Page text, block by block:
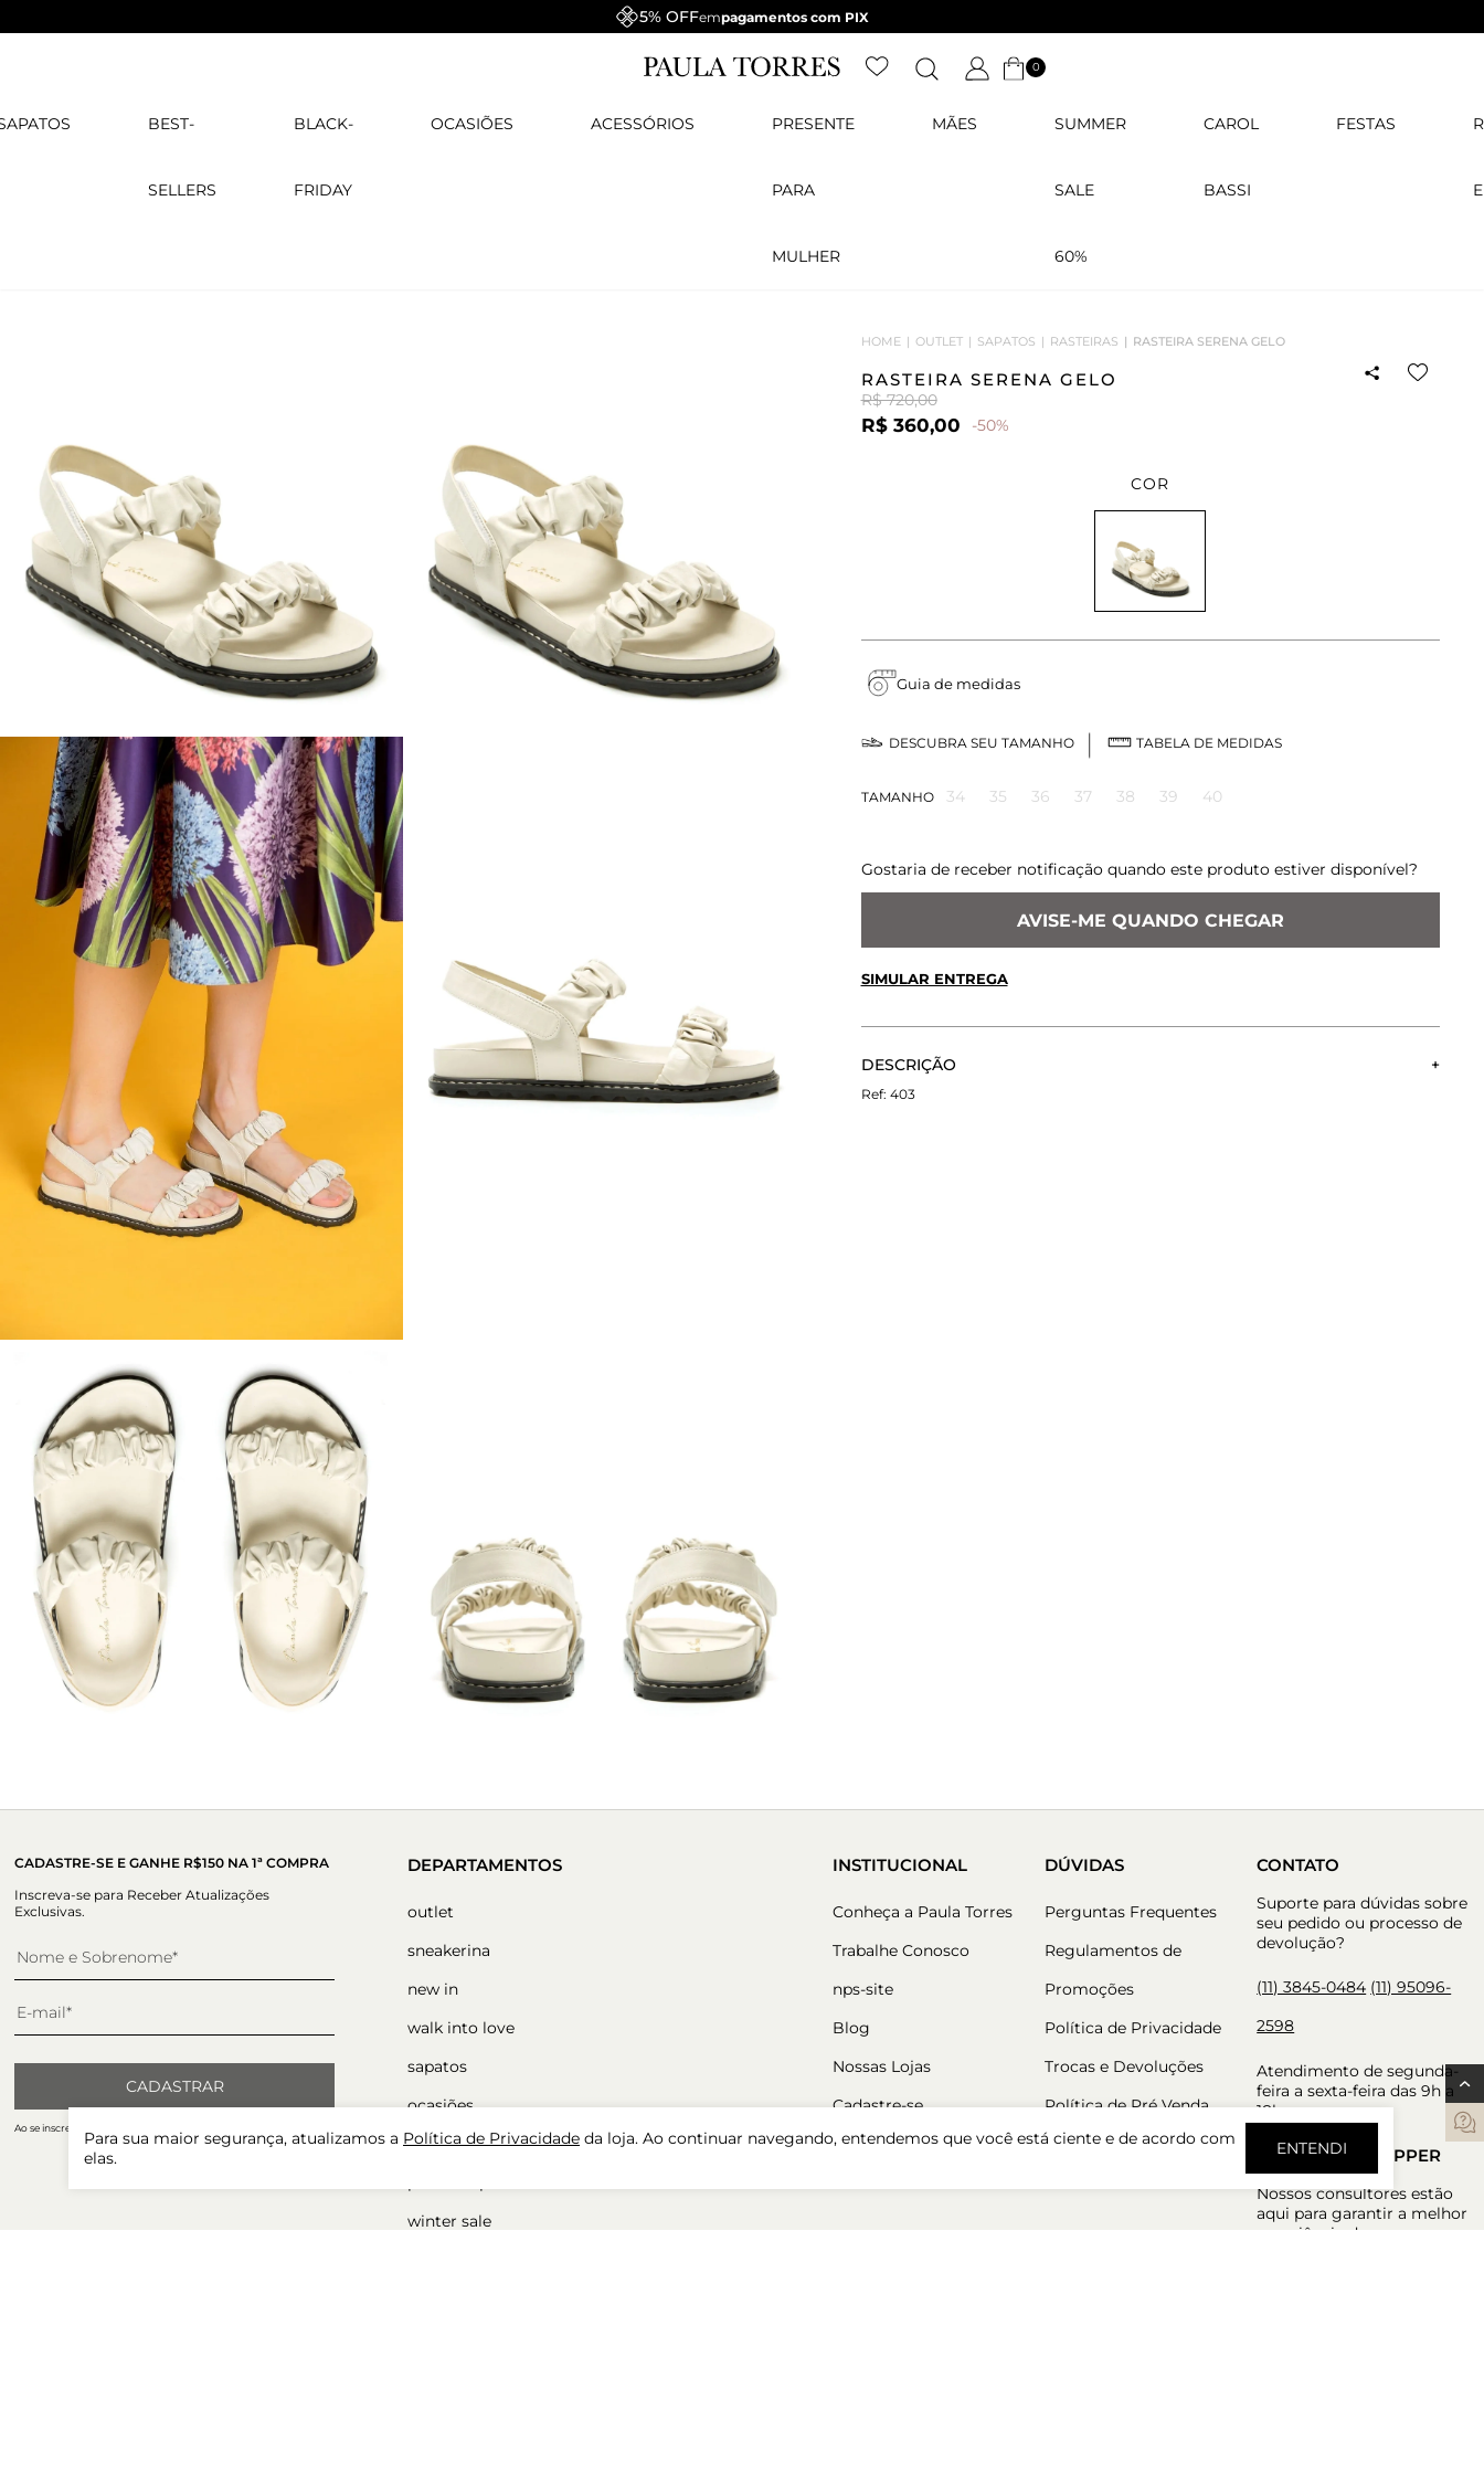
Para sua maior segurança, atualizamos a Política de Privacidade da loja. Ao continuar navegando, entendemos que você está ciente e de acordo com
elas.
ENTENDI
5% OFFempagamentos com PIX
0
BEST-
SELLERS
BLACK-
FRIDAY
OCASIÕES ACESSÓRIOS PRESENTE
PARA
MULHER
MÃES SUMMER
SALE
60%
CAROL
BASSI
FESTAS
HOME OUTLET SAPATOS RASTEIRAS RASTEIRA SERENA GELO
RASTEIRA SERENA GELO
R$ 720,00
R$ 360,00 -50%
COR
Guia de medidas
DESCUBRA SEU TAMANHO TABELA DE MEDIDAS
TAMANHO 34 35 36 37 38 39 40
Gostaria de receber notificação quando este produto estiver disponível?
AVISE-ME QUANDO CHEGAR
SIMULAR ENTREGA
DESCRIÇÃO
A Rasteira Serena é confeccionada em couro. O modelo estilo papete
403
CADASTRE-SE E GANHE R$150 NA 1ª COMPRA
Inscreva-se para Receber Atualizações
Exclusivas.
CADASTRAR
Ao se inscrever, você concorda com nossa Política de Privacidade.
DEPARTAMENTOS
outlet
sneakerina
new in
walk into love
sapatos
ocasiões
acessórios
winter sale
INSTITUCIONAL
Conheça a Paula Torres
Trabalhe Conosco
nps-site
Blog
Nossas Lojas
Cadastre-se
Cuidados com Sapatos
DÚVIDAS
Perguntas Frequentes
Regulamentos de
Promoções
Política de Privacidade
Trocas e Devoluções
Política de Pré Venda
Política de Cashback
CONTATO
Suporte para dúvidas sobre
seu pedido ou processo de
devolução?
(11) 3845-0484 (11) 95096-
2598
Atendimento de segunda-
feira a sexta-feira das 9h a
18h.
PERSONAL SHOPPER
Nossos consultores estão
aqui para garantir a melhor
experiência de compra.